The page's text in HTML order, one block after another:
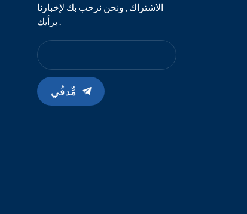
الاشتراك , ونحن نرحب بك لإخبارنا
برأيك .
مِّدقُي